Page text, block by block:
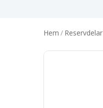
Hem / Reservdelar